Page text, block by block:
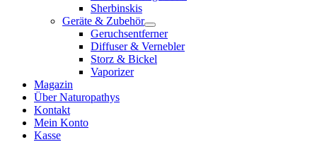
Sherbinskis
Geräte & Zubehör
Geruchsentferner
Diffuser & Vernebler
Storz & Bickel
Vaporizer
Magazin
Über Naturopathys
Kontakt
Mein Konto
Kasse